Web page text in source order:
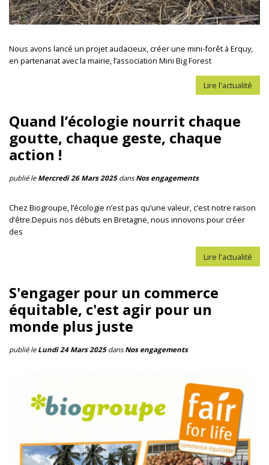
Nous avons lancé un projet audacieux, créer une mini-forêt à Erquy,
en partenariat avec la mairie, l’association Mini Big Forest
Lire l'actualité
Quand l’écologie nourrit chaque
goutte, chaque geste, chaque
action !
publié le Mercredi 26 Mars 2025 dans Nos engagements
Chez Biogroupe, l’écologie n’est pas qu’une valeur, c’est notre raison
d’être.Depuis nos débuts en Bretagne, nous innovons pour créer
des
Lire l'actualité
S'engager pour un commerce
équitable, c'est agir pour un
monde plus juste
publié le Lundi 24 Mars 2025 dans Nos engagements